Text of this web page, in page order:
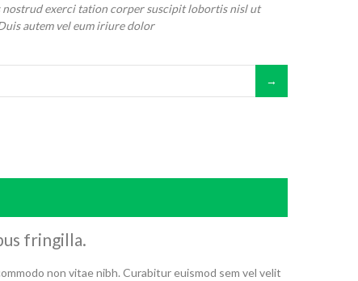
nostrud exerci tation corper suscipit lobortis nisl ut
autem vel eum iriure dolor
fringilla.
non vitae nibh. Curabitur euismod sem vel velit